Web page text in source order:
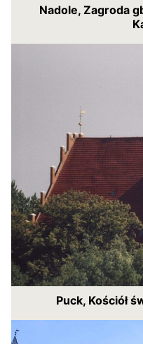
Nadole, Zagroda
Puck, Kościół